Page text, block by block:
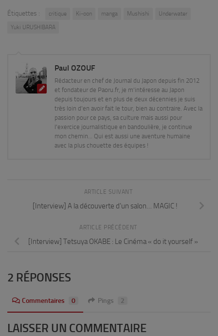
Étiquettes : critique Ki-oon manga Mushishi
Underwater
Yuki URUSHIBARA
Paul OZOUF
Rédacteur en chef de Journal du Japon depuis fin 2012
et fondateur de Paoru.fr, je m'intéresse au Japon
depuis toujours et en plus de deux décennies je suis
très loin d'en avoir fait le tour, bien au contraire. Avec la
passion pour ce pays, sa culture mais aussi pour
l'exercice journalistique en bandoulière, je continue
mon chemin... Qui est aussi une aventure humaine
avec la plus chouette des équipes !
ARTICLE SUIVANT
[Interview] A la découverte d’un salon… MAGIC !
ARTICLE PRÉCÉDENT
[Interview] Tetsuya OKABE : Le Cinéma « do it yourself »
2 RÉPONSES
Commentaires 0 Pings 2
LAISSER UN COMMENTAIRE